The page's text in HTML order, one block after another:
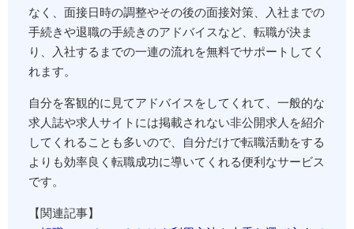
なく、面接日時の調整やその後の面接対策、入社までの
手続きや退職の手続きのアドバイスなど、転職が決ま
り、入社するまでの一連の流れを無料でサポートしてく
れます。
自分を客観的に見てアドバイスをしてくれて、一般的な
求人誌や求人サイトには掲載されない非公開求人を紹介
してくれることも多いので、自分だけで転職活動をする
よりも効率良く転職成功に導いてくれる便利なサービス
です。
【関連記事】